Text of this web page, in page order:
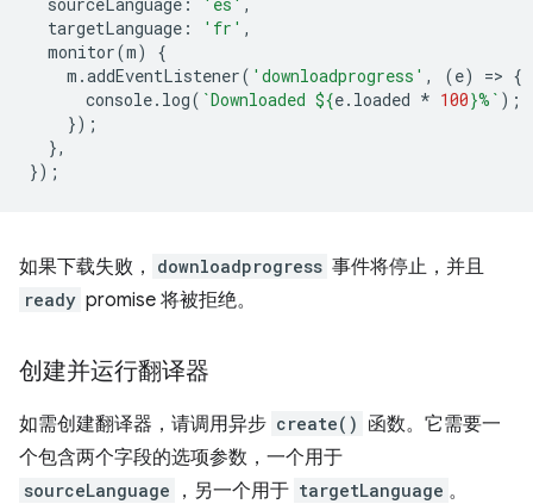
targetLanguage : 'fr' ,
monitor(m)
{
m .addEventListener( 'downloadprogress' , (e) => {
console. log( `Downloaded ${e. loaded * 100}%` );
});
},
});
如果下载失败， downloadprogress 事件将停止，并且
ready promise 将被拒绝。
创建并运行翻译器
如需创建翻译器，请调用异步 create() 函数。它需要一
个包含两个字段的选项参数，一个用于
sourceLanguage ，另一个用于 targetLanguage 。